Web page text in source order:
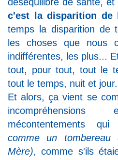
c'est la disparition de
temps la disparition de
les choses que nous
indifférentes, les plus...
tout, pour tout, tout le
tout le temps, nuit et jour.
Et alors, ça vient se
mécontentements
comme un
Mère), comme s'ils